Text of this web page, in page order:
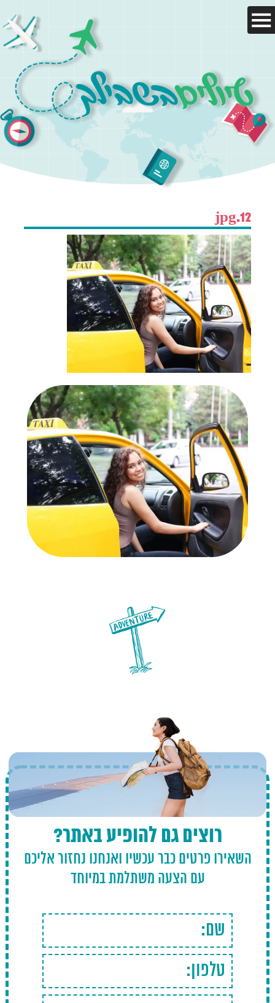
עמוד הבית
היעדים שלנו
מאמרים
צור קשר
12.jpg
רוצים גם להופיע באתר?
השאירו פרטים כבר עכשיו ואנחנו נחזור אליכם
עם הצעה משתלמת במיוחד